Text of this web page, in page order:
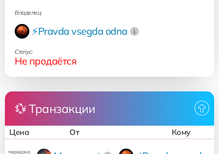
Владелец:
⚡Pravda vsegda odna
Статус:
Не продаётся
💱 Транзакции
Цена От Кому
передача